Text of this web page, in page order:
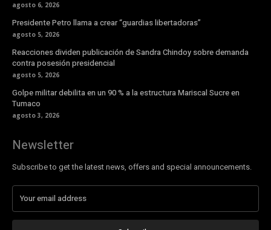
agosto 6, 2026
Presidente Petro llama a crear “guardias libertadoras”
agosto 5, 2026
Reacciones dividen publicación de Sandra Chindoy sobre demanda
contra posesión presidencial
agosto 5, 2026
Golpe militar debilita en un 90 % a la estructura Mariscal Sucre en
Tumaco
agosto 3, 2026
Newsletter
Subscribe to get the latest news, offers and special announcements.